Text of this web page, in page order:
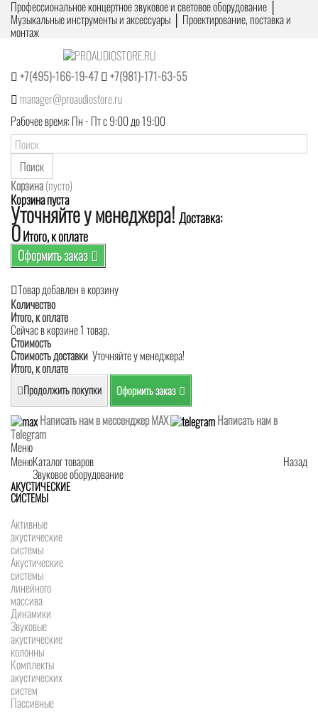
Профессиональное концертное звуковое и световое оборудование │
Музыкальные инструменты и аксессуары │ Проектирование, поставка и
монтаж
+7(495)-166-19-47
+7(981)-171-63-55
manager@proaudiostore.ru
Рабочее время: Пн - Пт с 9:00 до 19:00
Поиск
Корзина(пусто)
Корзина пуста
Уточняйте у менеджера! Доставка:
0Итого, к оплате
Оформить заказ
Товар добавлен в корзину
Количество
Итого, к оплате
Сейчас в корзине 1 товар.
Стоимость
Стоимость доставки Уточняйте у менеджера!
Итого, к оплате
Продолжить покупки Оформить заказ
Написать нам в мессенджер MAX
Написать нам в
Telegram
Меню
Меню
Назад
Каталог товаров
Звуковое оборудование
АКУСТИЧЕСКИЕ
СИСТЕМЫ
Активные
акустические
системы
Акустические
системы
линейного
массива
Динамики
Звуковые
акустические
колонны
Комплекты
акустических
систем
Пассивные